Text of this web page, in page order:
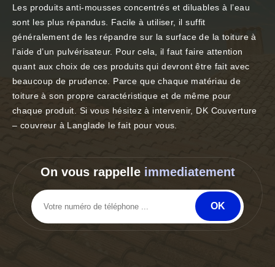
Les produits anti-mousses concentrés et diluables à l’eau
sont les plus répandus. Facile à utiliser, il suffit
généralement de les répandre sur la surface de la toiture à
l’aide d’un pulvérisateur. Pour cela, il faut faire attention
quant aux choix de ces produits qui devront être fait avec
beaucoup de prudence. Parce que chaque matériau de
toiture à son propre caractéristique et de même pour
chaque produit. Si vous hésitez à intervenir, DK Couverture
– couvreur à Langlade le fait pour vous.
On vous rappelle immediatement